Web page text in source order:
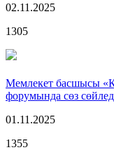
02.11.2025
1305
Мемлекет басшысы
форумында сөз
01.11.2025
1355